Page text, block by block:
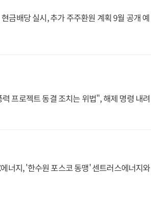
금배당 실시, 추가 주주환원 계획 9월 공개 예
프로젝트 동결 조치는 위법", 해제 명령 내려
너지, '한수원 포스코 동맹' 센트러스에너지와